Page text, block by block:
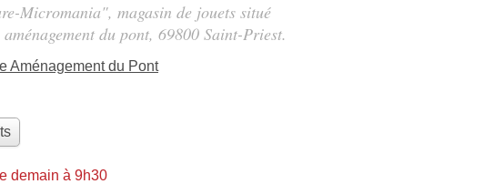
Micromania", magasin de jouets situé
du pont, 69800 Saint-Priest.
Aménagement du Pont
demain à 9h30